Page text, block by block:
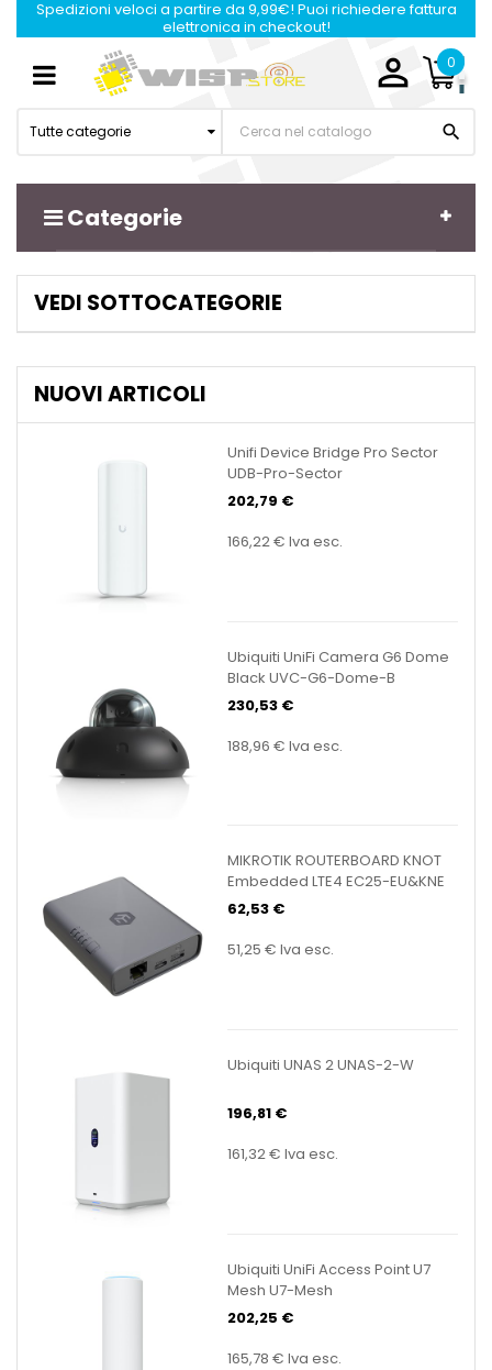
Spedizioni veloci a partire da 9,99€! Puoi richiedere fattura
elettronica in checkout!
 0
Tutte categorie 
Categorie
Navigazione
Toggle
VEDI SOTTOCATEGORIE
NUOVI ARTICOLI
Unifi Device Bridge Pro Sector
UDB-Pro-Sector
202,79 €
166,22 € Iva esc.
Ubiquiti UniFi Camera G6 Dome
Black UVC-G6-Dome-B
230,53 €
188,96 € Iva esc.
MIKROTIK ROUTERBOARD KNOT
Embedded LTE4 EC25-EU&KNE
62,53 €
51,25 € Iva esc.
Ubiquiti UNAS 2 UNAS-2-W
196,81 €
161,32 € Iva esc.
Ubiquiti UniFi Access Point U7
Mesh U7-Mesh
202,25 €
165,78 € Iva esc.